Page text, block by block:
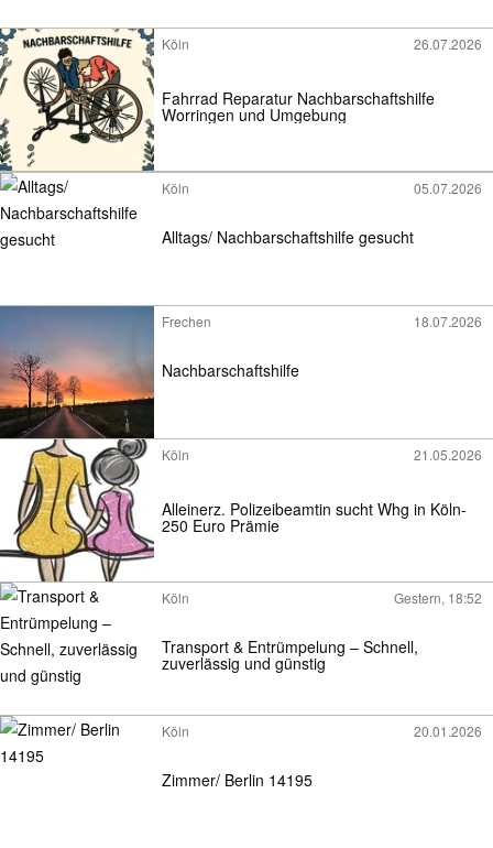
Köln 26.07.2026
Fahrrad Reparatur Nachbarschaftshilfe
Worringen und Umgebung
Köln 05.07.2026
Alltags/ Nachbarschaftshilfe gesucht
Frechen 18.07.2026
Nachbarschaftshilfe
Köln 21.05.2026
Alleinerz. Polizeibeamtin sucht Whg in Köln-
250 Euro Prämie
Köln Gestern, 18:52
Transport & Entrümpelung – Schnell,
zuverlässig und günstig
Köln 20.01.2026
Zimmer/ Berlin 14195